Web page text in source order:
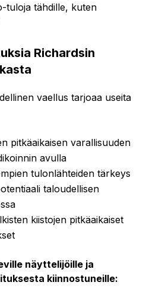
tuloja tähdille, kuten
Richardsin
vaellus tarjoaa useita
pitkäaikaisen varallisuuden
avulla
tulonlähteiden tärkeys
taloudellisen
kiistojen pitkäaikaiset
näyttelijöille ja
kiinnostuneille: